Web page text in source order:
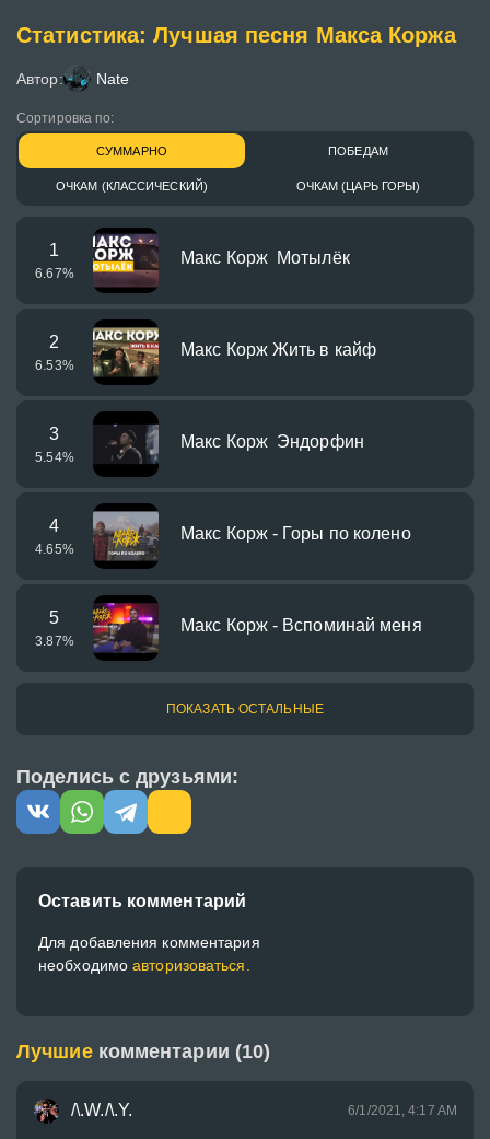
Статистика: Лучшая песня Макса Коржа
Автор: Nate
Сортировка по:
СУММАРНО ПОБЕДАМ
ОЧКАМ (КЛАССИЧЕСКИЙ) ОЧКАМ (ЦАРЬ ГОРЫ)
1
6.67%
Макс Корж Мотылёк
2
6.53%
Макс Корж Жить в кайф
3
5.54%
Макс Корж Эндорфин
4
4.65%
Макс Корж - Горы по колено
5
3.87%
Макс Корж - Вспоминай меня
ПОКАЗАТЬ ОСТАЛЬНЫЕ
Поделись с друзьями:
Оставить комментарий
Для добавления комментария
необходимоавторизоваться.
Лучшие комментарии (10)
/\.W./\.Y. 6/1/2021, 4:17 AM